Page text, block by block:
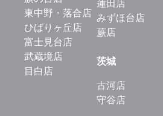
東中野・落合店
ひばりヶ丘店
富士見台店
武蔵境店
目白店
蓮田店
みずほ台店
蕨店
茨城
古河店
守谷店